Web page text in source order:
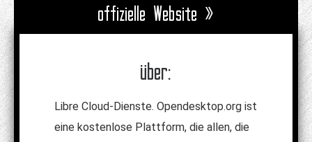
offizielle Website »
über:
Libre Cloud-Dienste. Opendesktop.org ist
eine kostenlose Plattform, die allen, die